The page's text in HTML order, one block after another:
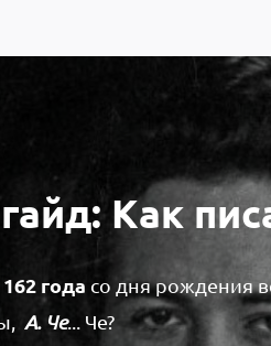
Как
162 года со дня рождения
А. Че... Че?